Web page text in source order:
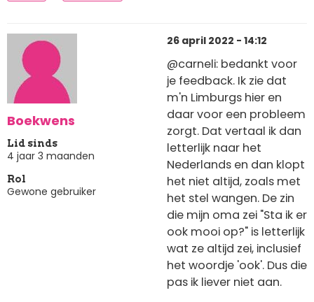
Boekwens
Lid sinds
4 jaar 3 maanden
Rol
Gewone gebruiker
26 april 2022 - 14:12
@carneli: bedankt voor
je feedback. Ik zie dat
m'n Limburgs hier en
daar voor een probleem
zorgt. Dat vertaal ik dan
letterlijk naar het
Nederlands en dan klopt
het niet altijd, zoals met
het stel wangen. De zin
die mijn oma zei "Sta ik er
ook mooi op?" is letterlijk
wat ze altijd zei, inclusief
het woordje 'ook'. Dus die
pas ik liever niet aan.